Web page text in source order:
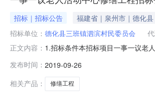
招标｜招标公告 福建省｜泉州市｜德化县
招标单位： 德化县三班镇泗滨村民委员会
正文内容： 1.招标条件本招标项目一事一议老
程；2.2建设地点：德化县三班镇
期要求：2个月；2.5工程
发布时间： 2019-09-26
相关产品：
修缮工程